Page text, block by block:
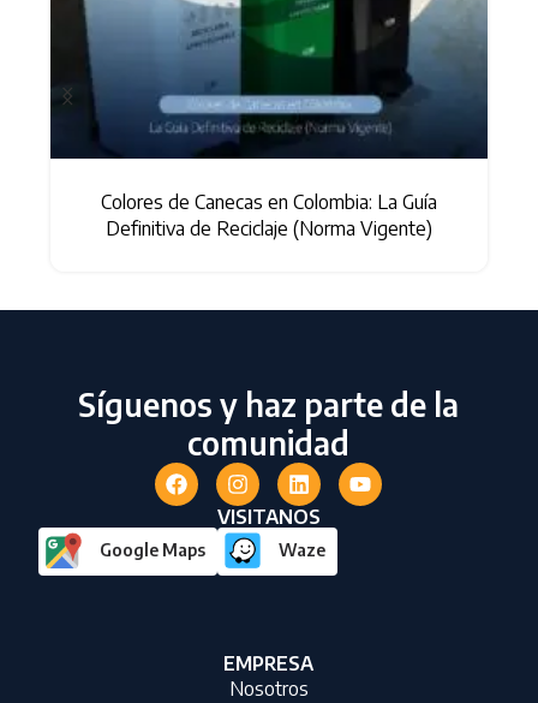
Colores de Canecas en Colombia: La Guía
Definitiva de Reciclaje (Norma Vigente)
Síguenos y haz parte de la
comunidad
VISITANOS
Google Maps Waze
EMPRESA
Nosotros